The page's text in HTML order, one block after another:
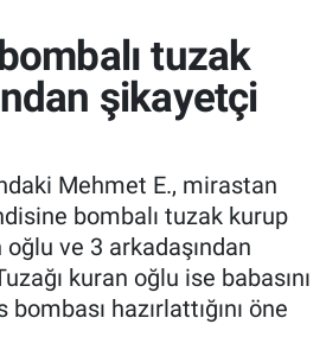
tuzak
şikayetçi
Mehmet E., mirastan
bombalı tuzak kurup
ve 3 arkadaşından
kuran oğlu ise babasını
hazırlattığını öne
Evrenive Fikstür